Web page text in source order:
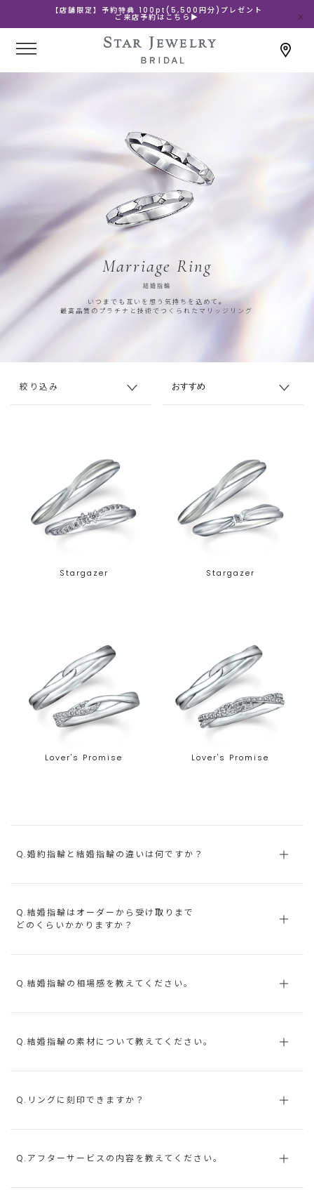
【店舗限定】予約特典 100pt(5,500円分)プレゼント
ご来店予約はこちら▶
Marriage Ring
結婚指輪
いつまでも互いを想う気持ちを込めて。
最高品質のプラチナと技術でつくられたマリッジリング
絞り込み
Stargazer Stargazer
Lover's Promise Lover's Promise
Q.婚約指輪と結婚指輪の違いは何ですか？
Q.結婚指輪はオーダーから受け取りまで
どのくらいかかりますか？
Q.結婚指輪の相場感を教えてください。
Q.結婚指輪の素材について教えてください。
Q.リングに刻印できますか？
Q.アフターサービスの内容を教えてください。